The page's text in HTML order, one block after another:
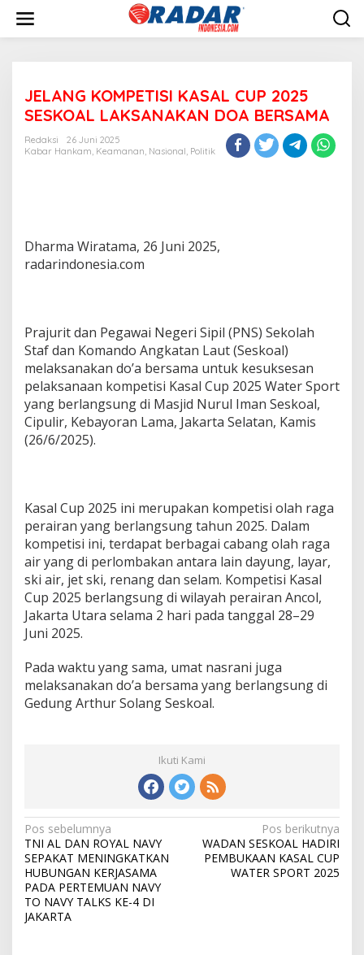
w
JELANG KOMPETISI KASAL CUP 2025
SESKOAL LAKSANAKAN DOA BERSAMA
Redaksi
26 Juni 2025
Kabar Hankam, Keamanan, Nasional, Politik
Dharma Wiratama, 26 Juni 2025,
radarindonesia.com
Prajurit dan Pegawai Negeri Sipil (PNS) Sekolah
Staf dan Komando Angkatan Laut (Seskoal)
melaksanakan do’a bersama untuk kesuksesan
pelaksanaan kompetisi Kasal Cup 2025 Water Sport
yang berlangsung di Masjid Nurul Iman Seskoal,
Cipulir, Kebayoran Lama, Jakarta Selatan, Kamis
(26/6/2025).
Kasal Cup 2025 ini merupakan kompetisi olah raga
perairan yang berlangsung tahun 2025. Dalam
kompetisi ini, terdapat berbagai cabang olah raga
air yang di perlombakan antara lain dayung, layar,
ski air, jet ski, renang dan selam. Kompetisi Kasal
Cup 2025 berlangsung di wilayah perairan Ancol,
Jakarta Utara selama 2 hari pada tanggal 28–29
Juni 2025.
Pada waktu yang sama, umat nasrani juga
melaksanakan do’a bersama yang berlangsung di
Gedung Arthur Solang Seskoal.
Ikuti Kami
N
a
v
i
g
Pos sebelumnya
TNI AL DAN ROYAL NAVY
SEPAKAT MENINGKATKAN
HUBUNGAN KERJASAMA
PADA PERTEMUAN NAVY
TO NAVY TALKS KE-4 DI
JAKARTA
Pos berikutnya
WADAN SESKOAL HADIRI
PEMBUKAAN KASAL CUP
WATER SPORT 2025